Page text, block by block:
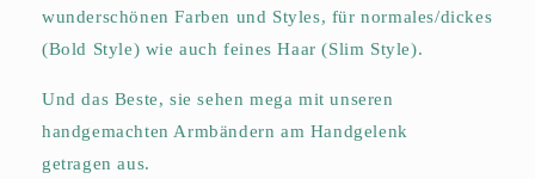
wunderschönen Farben und Styles, für normales/dickes
(Bold Style) wie auch feines Haar (Slim Style).
Und das Beste, sie sehen mega mit unseren
handgemachten Armbändern am Handgelenk
getragen aus.